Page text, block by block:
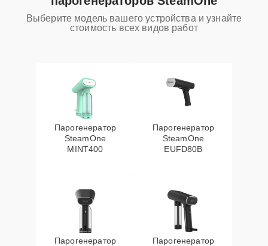
Выберите модель вашего устройства и узнайте
стоимость всех видов работ
Парогенератор
SteamOne
MINT400
Парогенератор
SteamOne
EUFD80B
Парогенератор
Парогенератор